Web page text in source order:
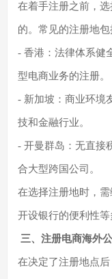
在着手注册之前，
的。常见的注册地包
- 香港：法律体系健
型电商业务的注册。
- 新加坡：商业环境
技和金融行业。
- 开曼群岛：无直接
合大型跨国公司。
在选择注册地时，需
开设银行的便利性等
三、注册电商海外
在决定了注册地点